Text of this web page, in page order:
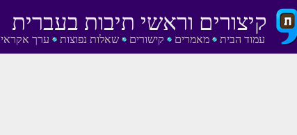
עמוד הבית מאמרים קישורים שאלות נפוצות ערך אקראי
קיצורים וראשי תיבות בעברית